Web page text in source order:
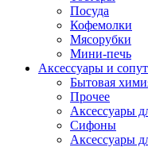
Посуда
Кофемолки
Мясорубки
Мини-печь
Аксессуары и
Бытовая
Прочее
Аксессуары
Сифоны
Аксессуары